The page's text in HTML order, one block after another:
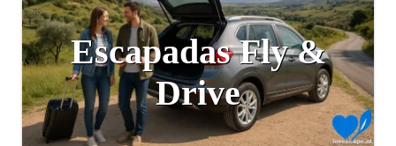
Escapadas Fly &
Drive